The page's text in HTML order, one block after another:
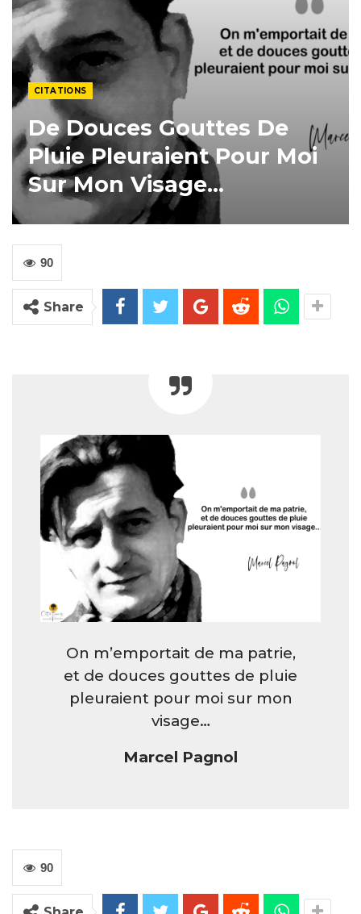
CITATIONS
De Douces Gouttes De
Pluie Pleuraient Pour Moi
Sur Mon Visage…
90
Share
On m’emportait de ma patrie,
et de douces gouttes de pluie
pleuraient pour moi sur mon
visage…
Marcel Pagnol
90